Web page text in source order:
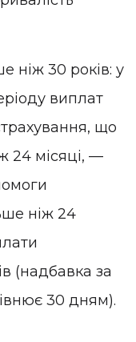
ніж 30 років: у
виплат
що
24 місяці, —
ніж 24
(надбавка за
30 дням).